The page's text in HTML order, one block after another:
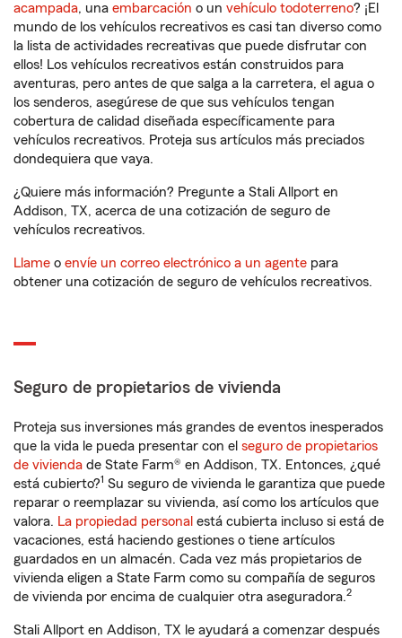
acampada, una embarcación o un vehículo todoterreno? ¡El
mundo de los vehículos recreativos es casi tan diverso como
la lista de actividades recreativas que puede disfrutar con
ellos! Los vehículos recreativos están construidos para
aventuras, pero antes de que salga a la carretera, el agua o
los senderos, asegúrese de que sus vehículos tengan
cobertura de calidad diseñada específicamente para
vehículos recreativos. Proteja sus artículos más preciados
dondequiera que vaya.
¿Quiere más información? Pregunte a Stali Allport en
Addison, TX, acerca de una cotización de seguro de
vehículos recreativos.
Llame o envíe un correo electrónico a un agente para
obtener una cotización de seguro de vehículos recreativos.
Seguro de propietarios de vivienda
Proteja sus inversiones más grandes de eventos inesperados
que la vida le pueda presentar con el seguro de propietarios
de vivienda de State Farm® en Addison, TX. Entonces, ¿qué
está cubierto?1 Su seguro de vivienda le garantiza que puede
reparar o reemplazar su vivienda, así como los artículos que
valora. La propiedad personal está cubierta incluso si está de
vacaciones, está haciendo gestiones o tiene artículos
guardados en un almacén. Cada vez más propietarios de
vivienda eligen a State Farm como su compañía de seguros
de vivienda por encima de cualquier otra aseguradora.2
Stali Allport en Addison, TX le ayudará a comenzar después